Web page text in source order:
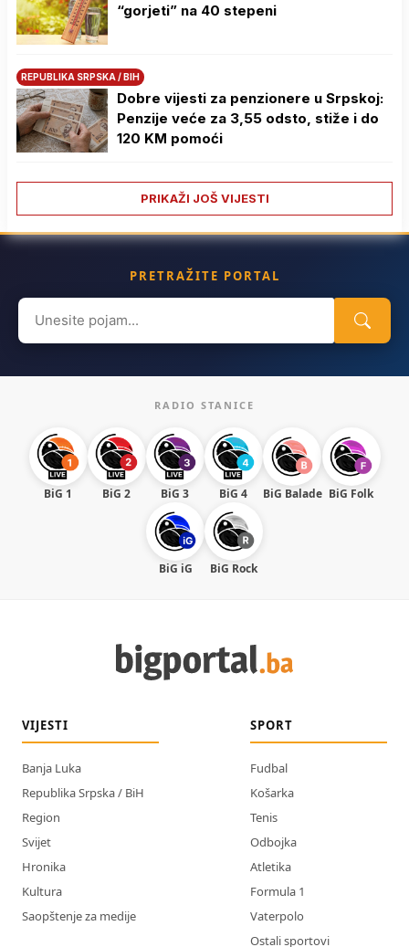
“gorjeti” na 40 stepeni
REPUBLIKA SRPSKA / BIH
Dobre vijesti za penzionere u Srpskoj:
Penzije veće za 3,55 odsto, stiže i do
120 KM pomoći
PRIKAŽI JOŠ VIJESTI
PRETRAŽITE PORTAL
Search
for:
RADIO STANICE
BiG 1 BiG 2 BiG 3 BiG 4 BiG Balade BiG Folk
BiG iG BiG Rock
VIJESTI
Banja Luka
Republika Srpska / BiH
Region
Svijet
Hronika
Kultura
Saopštenje za medije
SPORT
Fudbal
Košarka
Tenis
Odbojka
Atletika
Formula 1
Vaterpolo
Ostali sportovi